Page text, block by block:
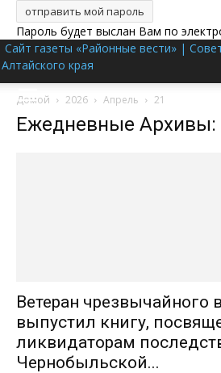
Пароль будет выслан Вам по
Сайт газеты «Районные вести» |
Алтайского края
Домой 2026 Апрель 21
Ежедневные Архивы:
Ветеран чрезвычайного
выпустил книгу,
ликвидаторам
Чернобыльской...